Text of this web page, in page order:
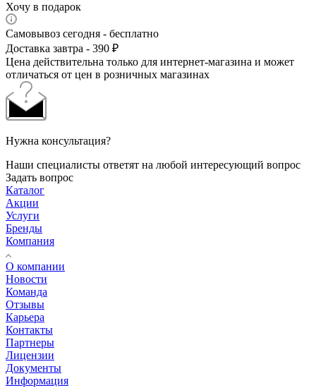
Хочу в подарок
Самовывоз сегодня - бесплатно
Доставка завтра - 390 ₽
Цена действительна только для интернет-магазина и может
отличаться от цен в розничных магазинах
Нужна консультация?
Наши специалисты ответят на любой интересующий вопрос
Задать вопрос
Каталог
Акции
Услуги
Бренды
Компания
О компании
Новости
Команда
Отзывы
Карьера
Контакты
Партнеры
Лицензии
Документы
Информация